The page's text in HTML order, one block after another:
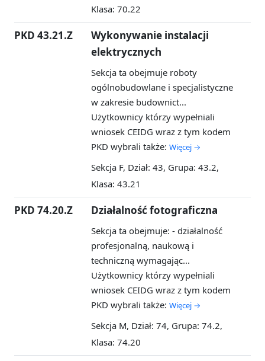
Klasa: 70.22
PKD 43.21.Z
Wykonywanie instalacji
elektrycznych
Sekcja ta obejmuje roboty
ogólnobudowlane i specjalistyczne
w zakresie budownict...
Użytkownicy którzy wypełniali
wniosek CEIDG wraz z tym kodem
PKD wybrali także: Więcej →
Sekcja F, Dział: 43, Grupa: 43.2,
Klasa: 43.21
PKD 74.20.Z Działalność fotograficzna
Sekcja ta obejmuje: - działalność
profesjonalną, naukową i
techniczną wymagając...
Użytkownicy którzy wypełniali
wniosek CEIDG wraz z tym kodem
PKD wybrali także: Więcej →
Sekcja M, Dział: 74, Grupa: 74.2,
Klasa: 74.20